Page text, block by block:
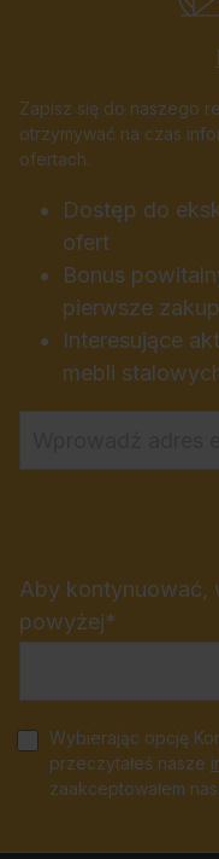
Zapisz się do naszego
otrzymywać na czas
ofertach.
Dostęp do
ofert
Bonus
pierwsze
Interesujące
mebli
Aby kontynuować,
powyżej*
Wybierając opcję
przeczytałeś nasze
zaakceptowałem